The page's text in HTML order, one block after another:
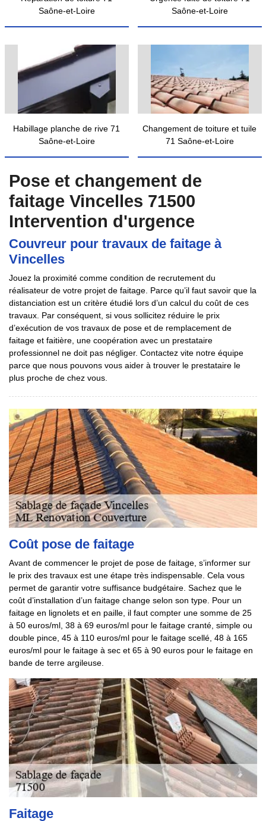
Saône-et-Loire
Saône-et-Loire
Habillage planche de rive 71
Saône-et-Loire
Changement de toiture et tuile
71 Saône-et-Loire
Pose et changement de
faitage Vincelles 71500
Intervention d'urgence
Couvreur pour travaux de faitage à
Vincelles
Jouez la proximité comme condition de recrutement du
réalisateur de votre projet de faitage. Parce qu’il faut savoir que la
distanciation est un critère étudié lors d’un calcul du coût de ces
travaux. Par conséquent, si vous sollicitez réduire le prix
d’exécution de vos travaux de pose et de remplacement de
faitage et faitière, une coopération avec un prestataire
professionnel ne doit pas négliger. Contactez vite notre équipe
parce que nous pouvons vous aider à trouver le prestataire le
plus proche de chez vous.
Coût pose de faitage
Avant de commencer le projet de pose de faitage, s’informer sur
le prix des travaux est une étape très indispensable. Cela vous
permet de garantir votre suffisance budgétaire. Sachez que le
coût d’installation d’un faitage change selon son type. Pour un
faitage en lignolets et en paille, il faut compter une somme de 25
à 50 euros/ml, 38 à 69 euros/ml pour le faitage cranté, simple ou
double pince, 45 à 110 euros/ml pour le faitage scellé, 48 à 165
euros/ml pour le faitage à sec et 65 à 90 euros pour le faitage en
bande de terre argileuse.
Faitage